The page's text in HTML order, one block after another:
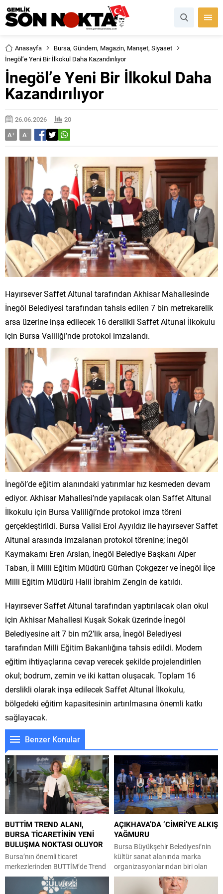
Anasayfa Bursa, Gündem, Magazin, Manşet, Siyaset
İnegöl’e Yeni Bir İlkokul Daha Kazandırılıyor
İnegöl’e Yeni Bir İlkokul Daha
Kazandırılıyor
26.06.2026
20
A+ A-
Hayırsever Saffet Altunal tarafından Akhisar Mahallesinde
İnegöl Belediyesi tarafından tahsis edilen 7 bin metrekarelik
arsa üzerine inşa edilecek 16 derslikli Saffet Altunal İlkokulu
için Bursa Valiliği’nde protokol imzalandı.
İnegöl’de eğitim alanındaki yatırımlar hız kesmeden devam
ediyor. Akhisar Mahallesi’nde yapılacak olan Saffet Altunal
İlkokulu için Bursa Valiliği’nde protokol imza töreni
gerçekleştirildi. Bursa Valisi Erol Ayyıldız ile hayırsever Saffet
Altunal arasında imzalanan protokol törenine; İnegöl
Kaymakamı Eren Arslan, İnegöl Belediye Başkanı Alper
Taban, İl Milli Eğitim Müdürü Gürhan Çokgezer ve İnegöl İlçe
Milli Eğitim Müdürü Halil İbrahim Zengin de katıldı.
Hayırsever Saffet Altunal tarafından yaptırılacak olan okul
için Akhisar Mahallesi Kuşak Sokak üzerinde İnegöl
Belediyesine ait 7 bin m2’lik arsa, İnegöl Belediyesi
tarafından Milli Eğitim Bakanlığına tahsis edildi. Modern
eğitim ihtiyaçlarına cevap verecek şekilde projelendirilen
okul; bodrum, zemin ve iki kattan oluşacak. Toplam 16
derslikli olarak inşa edilecek Saffet Altunal İlkokulu,
bölgedeki eğitim kapasitesinin artırılmasına önemli katkı
sağlayacak.
Benzer Konular
BUTTİM TREND ALANI,
BURSA TİCARETİNİN YENİ
BULUŞMA NOKTASI OLUYOR
Bursa’nın önemli ticaret
merkezlerinden BUTTİM’de Trend
Alanları projesinin ilk uygulama
alanı ziyaretçilerin beğenisine
AÇIKHAVA’DA ‘CİMRİ’YE ALKIŞ
YAĞMURU
Bursa Büyükşehir Belediyesi’nin
kültür sanat alanında marka
organizasyonlarından biri olan
Uluslararası Bursa Festivali
kapsamında sahnelenen ödüllü